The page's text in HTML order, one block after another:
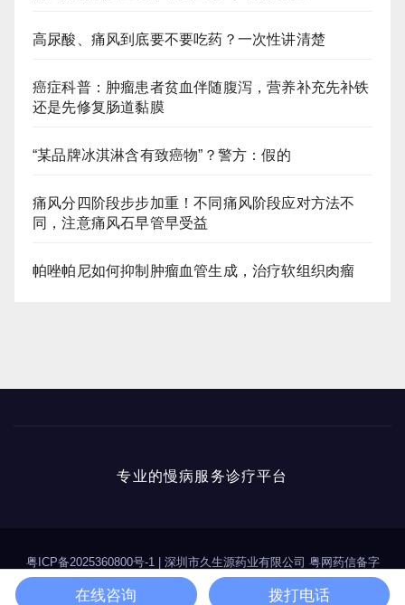
高尿酸、痛风到底要不要吃药？一次性讲清楚
癌症科普：肿瘤患者贫血伴随腹泻，营养补充先补铁
还是先修复肠道黏膜
“某品牌冰淇淋含有致癌物”？警方：假的
痛风分四阶段步步加重！不同痛风阶段应对方法不
同，注意痛风石早管早受益
帕唑帕尼如何抑制肿瘤血管生成，治疗软组织肉瘤
专业的慢病服务诊疗平台
粤ICP备2025360800号-1
深圳市久生源药业有限公司 粤网药信备字
（2025）第00114号
在线咨询 拨打电话